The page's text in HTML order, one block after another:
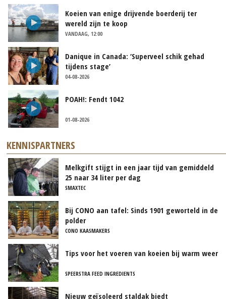
Koeien van enige drijvende boerderij ter
wereld zijn te koop
VANDAAG, 12:00
Danique in Canada: ‘Superveel schik gehad
tijdens stage’
04-08-2026
POAH!: Fendt 1042
01-08-2026
KENNISPARTNERS
Melkgift stijgt in een jaar tijd van gemiddeld
25 naar 34 liter per dag
SMAXTEC
Bij CONO aan tafel: Sinds 1901 geworteld in de
polder
CONO KAASMAKERS
Tips voor het voeren van koeien bij warm weer
SPEERSTRA FEED INGREDIENTS
Nieuw geïsoleerd staldak biedt